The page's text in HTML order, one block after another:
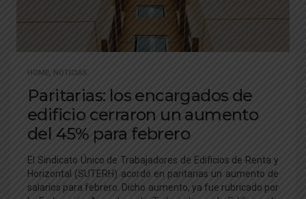
HOME NOTICIAS
Paritarias: los encargados de
edificio cerraron un aumento
del 45% para febrero
El Sindicato Único de Trabajadores de Edificios de Renta y
Horizontal (SUTERH) acordó en paritarias un aumento de
salarios para febrero. Dicho aumento, ya fue rubricado por